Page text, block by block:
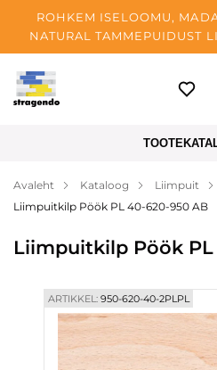
ROHKEM ISELOOMU,
NATURAL TAMMEPUIDUST
Tallinn
Makse
Blogi
Kontaktid
Avaleht Kataloog Liimpuit
Liimpuitkilp Pöök PL 40-620-950 AB
Liimpuitkilp Pöök PL
ARTIKKEL:950-620-40-2PLPL